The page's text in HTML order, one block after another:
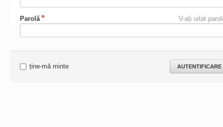
Parolă V-ați uitat
ține-mă minte